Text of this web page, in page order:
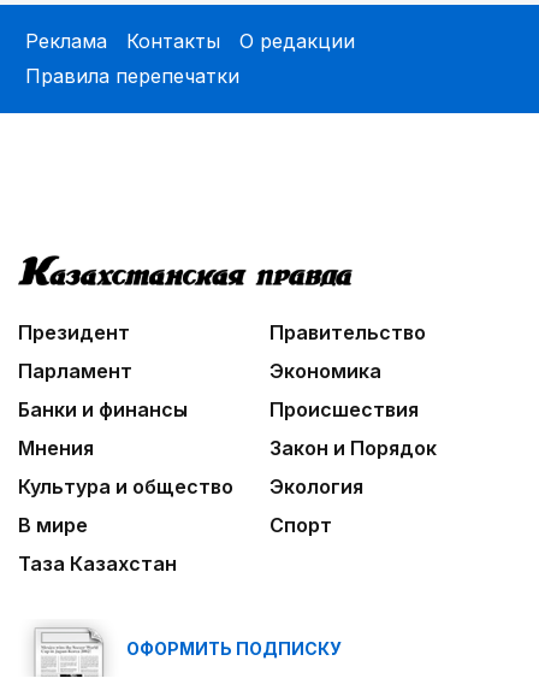
Реклама Контакты
О редакции
Правила перепечатки
Президент
Правительство
Парламент
Экономика
Банки и финансы
Происшествия
Мнения
Закон и Порядок
Культура и общество
Экология
В мире
Спорт
Таза Казахстан
ОФОРМИТЬ ПОДПИСКУ